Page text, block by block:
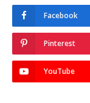
Facebook
Pinterest
YouTube